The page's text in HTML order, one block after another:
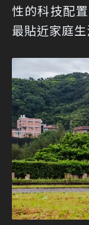
性的科技配
最貼近家庭